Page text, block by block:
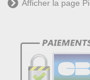
Afficher la page